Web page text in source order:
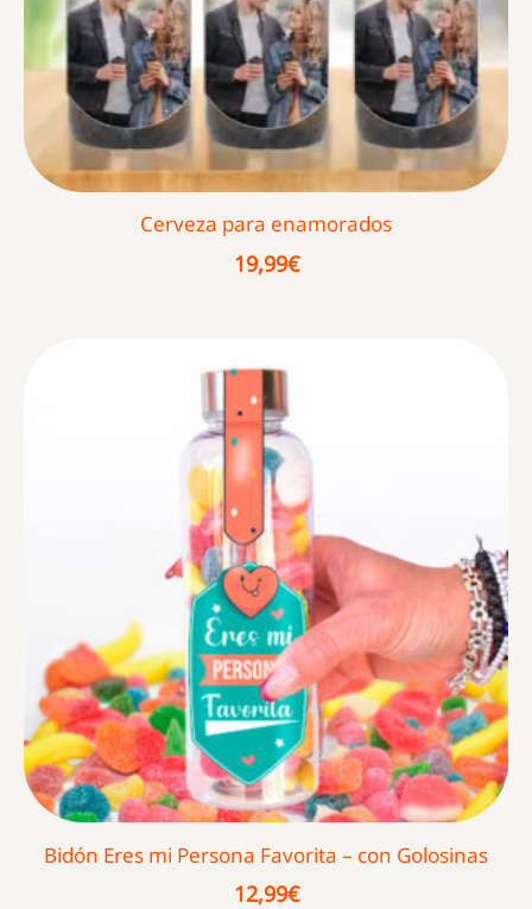
Cerveza para enamorados
19,99€
Bidón Eres mi Persona Favorita – con Golosinas
12,99€